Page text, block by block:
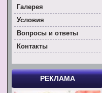
Галерея
Условия
Вoпросы и ответы
Контакты
РЕКЛАМА